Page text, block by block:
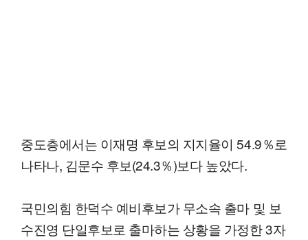
중도층에서는 이재명 후보의 지지율이 54.9％로
나타나, 김문수 후보(24.3％)보다 높았다.
국민의힘 한덕수 예비후보가 무소속 출마 및 보
수진영 단일후보로 출마하는 상황을 가정한 3자